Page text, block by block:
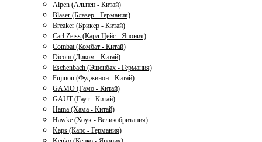
Alpen (Альпен - Китай)
Blaser (Блазер - Германия)
Breaker (Брикер - Китай)
Carl Zeiss (Карл Цейс - Япония)
Combat (Комбат - Китай)
Dicom (Диком - Китай)
Eschenbach (Эшенбах - Германия)
Fujinon (Фуджинон - Китай)
GAMO (Гамо - Китай)
GAUT (Гаут - Китай)
Hama (Хама - Китай)
Hawke (Хоук - Великобритания)
Kaps (Капс - Германия)